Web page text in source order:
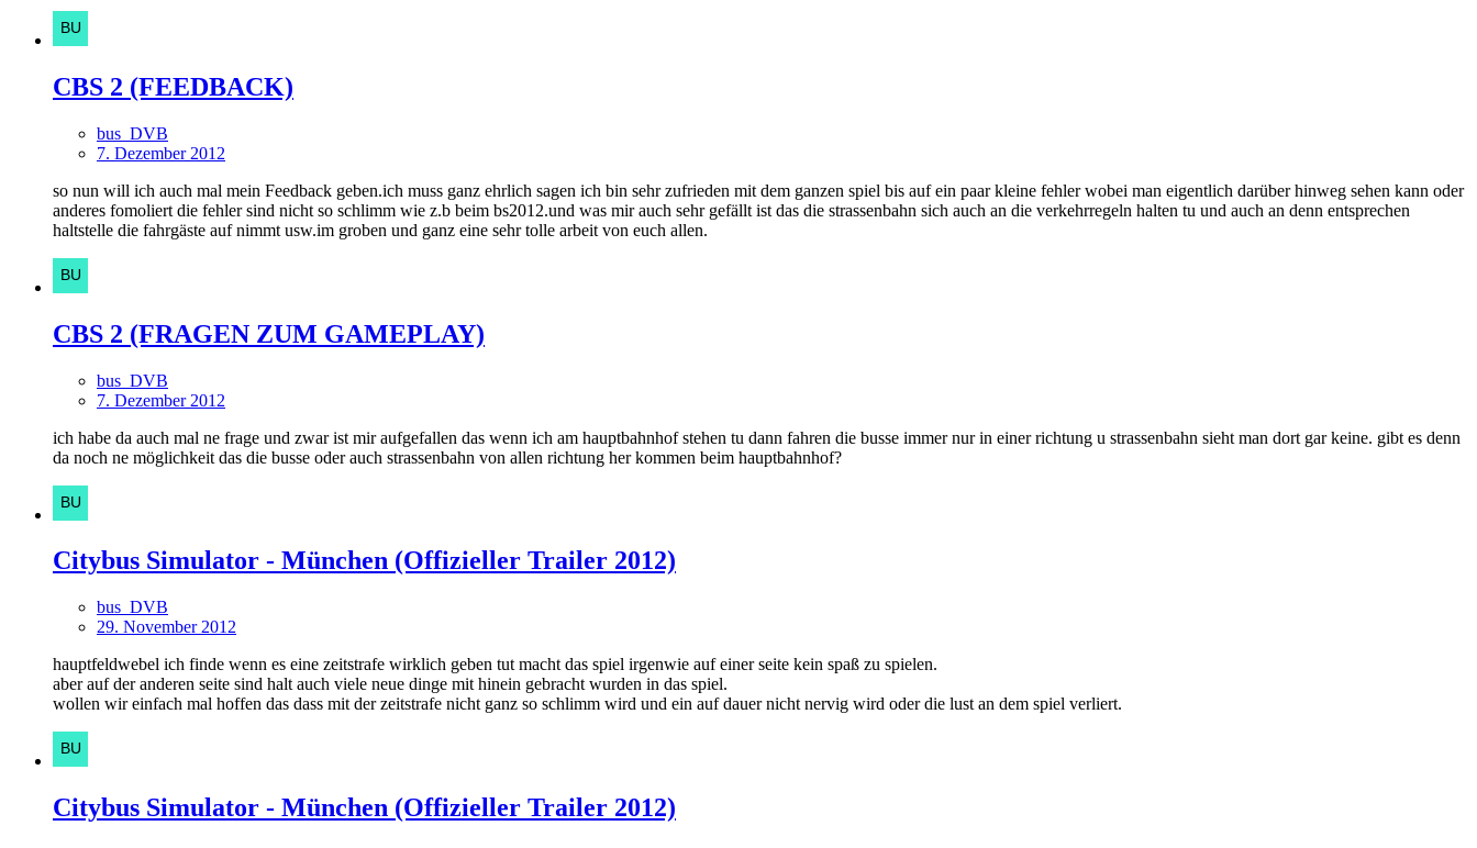
CBS 2 (FEEDBACK)
bus_DVB
7. Dezember 2012
so nun will ich auch mal mein Feedback geben.ich muss ganz ehrlich sagen ich bin sehr zufrieden mit dem ganzen spiel bis auf ein paar kleine fehler wobei man eigentlich darüber hinweg sehen kann oder
anderes fomoliert die fehler sind nicht so schlimm wie z.b beim bs2012.und was mir auch sehr gefällt ist das die strassenbahn sich auch an die verkehrregeln halten tu und auch an denn entsprechen
haltstelle die fahrgäste auf nimmt usw.im groben und ganz eine sehr tolle arbeit von euch allen.
CBS 2 (FRAGEN ZUM GAMEPLAY)
bus_DVB
7. Dezember 2012
ich habe da auch mal ne frage und zwar ist mir aufgefallen das wenn ich am hauptbahnhof stehen tu dann fahren die busse immer nur in einer richtung u strassenbahn sieht man dort gar keine. gibt es denn
da noch ne möglichkeit das die busse oder auch strassenbahn von allen richtung her kommen beim hauptbahnhof?
Citybus Simulator - München (Offizieller Trailer 2012)
bus_DVB
29. November 2012
hauptfeldwebel ich finde wenn es eine zeitstrafe wirklich geben tut macht das spiel irgenwie auf einer seite kein spaß zu spielen.
aber auf der anderen seite sind halt auch viele neue dinge mit hinein gebracht wurden in das spiel.
wollen wir einfach mal hoffen das dass mit der zeitstrafe nicht ganz so schlimm wird und ein auf dauer nicht nervig wird oder die lust an dem spiel verliert.
Citybus Simulator - München (Offizieller Trailer 2012)